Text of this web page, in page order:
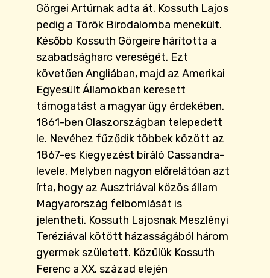
Görgei Artúrnak adta át. Kossuth Lajos
pedig a Török Birodalomba menekült.
Később Kossuth Görgeire hárította a
szabadságharc vereségét. Ezt
követően Angliában, majd az Amerikai
Egyesült Államokban keresett
támogatást a magyar ügy érdekében.
1861-ben Olaszországban telepedett
le. Nevéhez fűződik többek között az
1867-es Kiegyezést bíráló Cassandra-
levele. Melyben nagyon előrelátóan azt
írta, hogy az Ausztriával közös állam
Magyarország felbomlását is
jelentheti. Kossuth Lajosnak Meszlényi
Teréziával kötött házasságából három
gyermek született. Közülük Kossuth
Ferenc a XX. század elején